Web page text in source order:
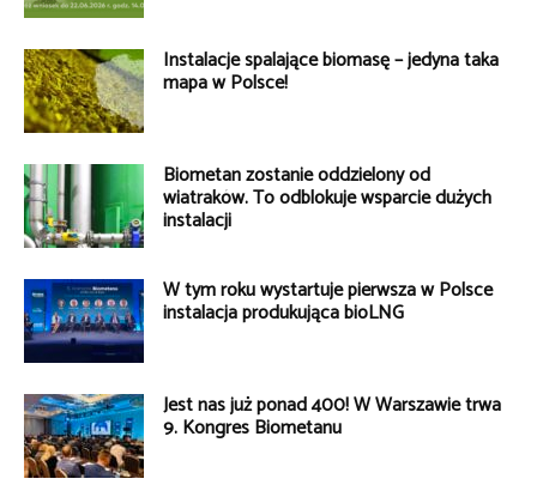
Instalacje spalające biomasę – jedyna taka
mapa w Polsce!
Biometan zostanie oddzielony od
wiatraków. To odblokuje wsparcie dużych
instalacji
W tym roku wystartuje pierwsza w Polsce
instalacja produkująca bioLNG
Jest nas już ponad 400! W Warszawie trwa
9. Kongres Biometanu